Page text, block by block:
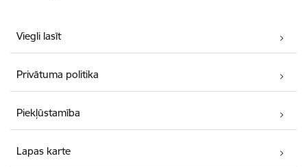
Viegli lasīt
Privātuma politika
Piekļūstamība
Lapas karte